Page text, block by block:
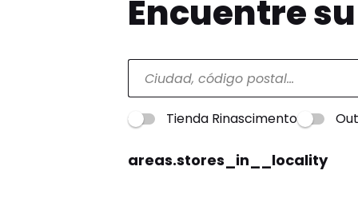
Encuentre
Tienda Rinascimento
areas.stores_in__locality